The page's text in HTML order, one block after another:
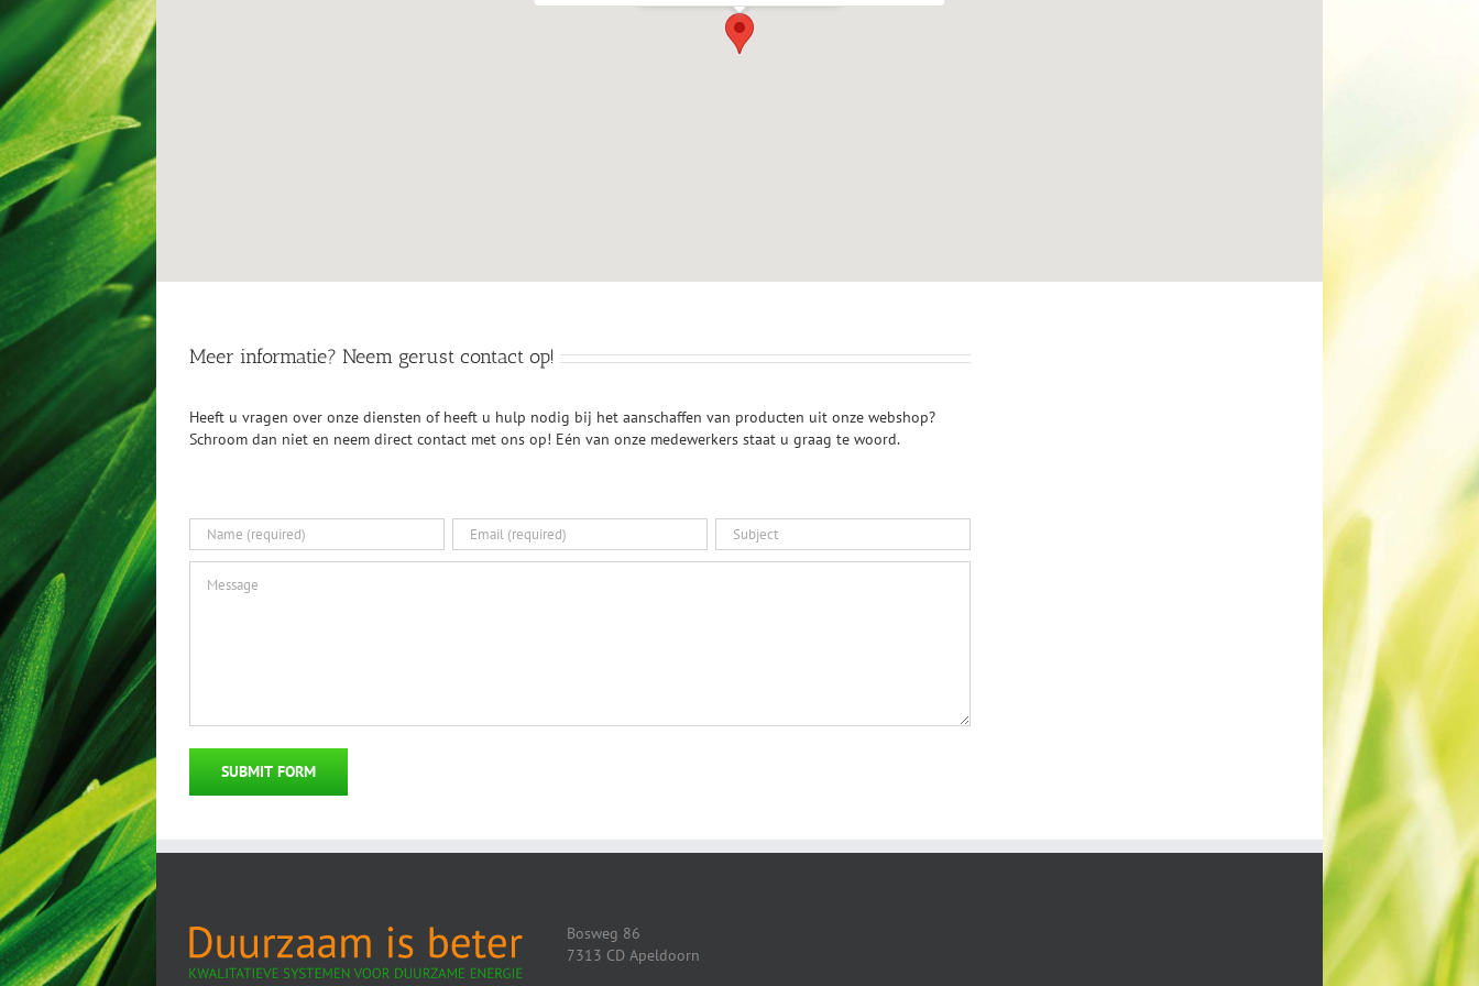
Meer informatie? Neem gerust contact op!
Heeft u vragen over onze diensten of heeft u hulp nodig bij het aanschaffen van producten uit onze webshop?
Schroom dan niet en neem direct contact met ons op! Eén van onze medewerkers staat u graag te woord.
Bosweg 86
7313 CD Apeldoorn